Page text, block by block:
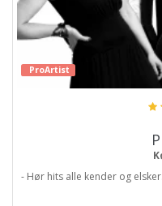
ProArtist
- Hør hits alle kender og